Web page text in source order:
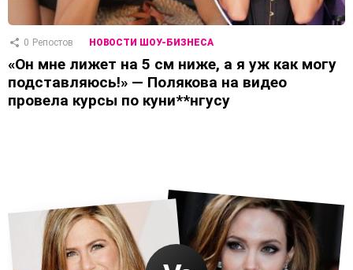
0 Репостов НОВОСТИ ШОУ-БИЗНЕСА
«Он мне лижет на 5 см ниже, а я уж как могу
подставляюсь!» — Полякова на видео
провела курсы по куни**нгусу